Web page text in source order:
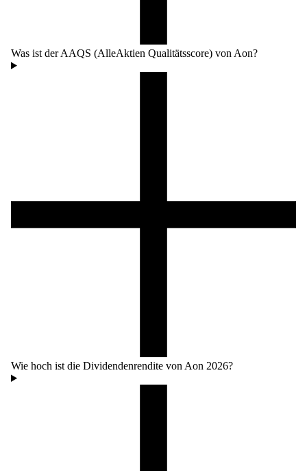
Was ist der AAQS (AlleAktien Qualitätsscore) von Aon?
Wie hoch ist die Dividendenrendite von Aon 2026?